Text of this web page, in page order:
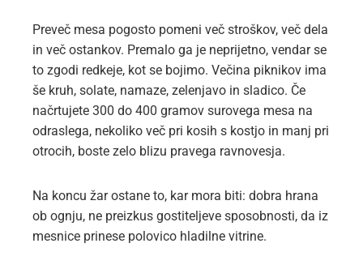
Preveč mesa pogosto pomeni več stroškov, več dela
in več ostankov. Premalo ga je neprijetno, vendar se
to zgodi redkeje, kot se bojimo. Večina piknikov ima
še kruh, solate, namaze, zelenjavo in sladico. Če
načrtujete 300 do 400 gramov surovega mesa na
odraslega, nekoliko več pri kosih s kostjo in manj pri
otrocih, boste zelo blizu pravega ravnovesja.
Na koncu žar ostane to, kar mora biti: dobra hrana
ob ognju, ne preizkus gostiteljeve sposobnosti, da iz
mesnice prinese polovico hladilne vitrine.